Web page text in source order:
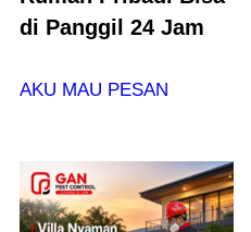
di Panggil 24 Jam
AKU MAU PESAN